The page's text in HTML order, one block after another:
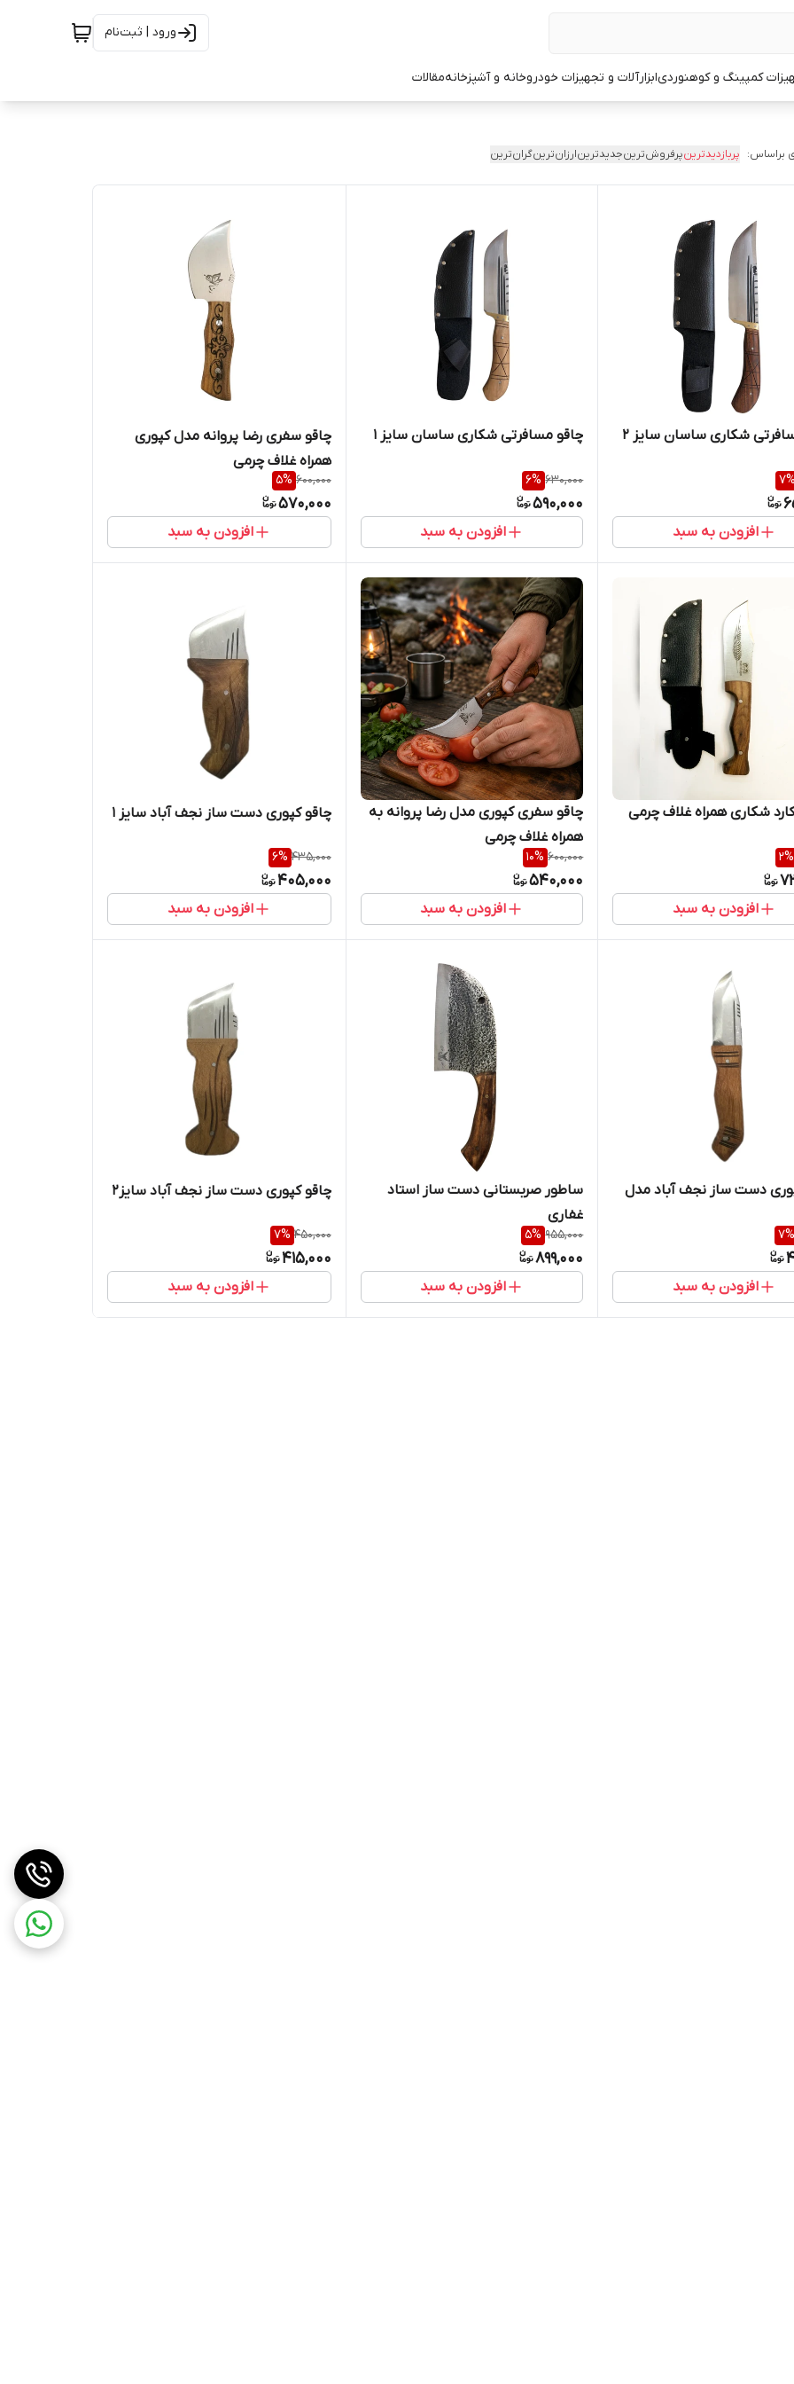
ورود | ثبت‌نام
کمپینگ و کوهنوردیابزارآلات و تجهیزات خودروخانه و آشپزخانهمقالات
براساس: پربازدیدترینپرفروش‌ترینجدیدترینارزان‌ترینگران‌ترین
شکاری ساسان سایز 2
7%
افزودن به سبد
چاقو مسافرتی شکاری ساسان سایز 1
630,000
6%
590,000
افزودن به سبد
چاقو سفری رضا پروانه مدل کپوری
همراه غلاف چرمی
600,000
5%
570,000
افزودن به سبد
شکاری همراه غلاف چرمی
2%
افزودن به سبد
چاقو سفری کپوری مدل رضا پروانه به
همراه غلاف چرمی
600,000
10%
540,000
افزودن به سبد
چاقو کپوری دست ساز نجف آباد سایز ۱
435,000
6%
405,000
افزودن به سبد
دست ساز نجف آباد مدل
7%
افزودن به سبد
ساطور صربستانی دست ساز استاد
غفاری
955,000
5%
899,000
افزودن به سبد
چاقو کپوری دست ساز نجف آباد سایز۲
450,000
7%
415,000
افزودن به سبد